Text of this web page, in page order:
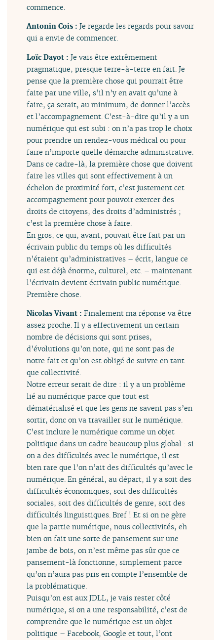
commence.
Antonin Cois :Je regarde les regards pour savoir
qui a envie de commencer.
Loïc Dayot :Je vais être extrêmement
pragmatique, presque terre-à-terre en fait. Je
pense que la première chose qui pourrait être
faite par une ville, s’il n’y en avait qu’une à
faire, ça serait, au minimum, de donner l’accès
et l’accompagnement. C’est-à-dire qu’il y a un
numérique qui est subi : on n’a pas trop le choix
pour prendre un rendez-vous médical ou pour
faire n’importe quelle démarche administrative.
Dans ce cadre-là, la première chose que doivent
faire les villes qui sont effectivement à un
échelon de proximité fort, c’est justement cet
accompagnement pour pouvoir exercer des
droits de citoyens, des droits d’administrés ;
c’est la première chose à faire.
En gros, ce qui, avant, pouvait être fait par un
écrivain public du temps où les difficultés
n’étaient qu’administratives – écrit, langue ce
qui est déjà énorme, culturel, etc. – maintenant
l’écrivain devient écrivain public numérique.
Première chose.
Nicolas Vivant :Finalement ma réponse va être
assez proche. Il y a effectivement un certain
nombre de décisions qui sont prises,
d’évolutions qu’on note, qui ne sont pas de
notre fait et qu’on est obligé de suivre en tant
que collectivité.
Notre erreur serait de dire : il y a un problème
lié au numérique parce que tout est
dématérialisé et que les gens ne savent pas s’en
sortir, donc on va travailler sur le numérique.
C’est inclure le numérique comme un objet
politique dans un cadre beaucoup plus global : si
on a des difficultés avec le numérique, il est
bien rare que l’on n’ait des difficultés qu’avec le
numérique. En général, au départ, il y a soit des
difficultés économiques, soit des difficultés
sociales, soit des difficultés de genre, soit des
difficultés linguistiques. Bref ! Et si on ne gère
que la partie numérique, nous collectivités, eh
bien on fait une sorte de pansement sur une
jambe de bois, on n’est même pas sûr que ce
pansement-là fonctionne, simplement parce
qu’on n’aura pas pris en compte l’ensemble de
la problématique.
Puisqu’on est aux JDLL, je vais rester côté
numérique, si on a une responsabilité, c’est de
comprendre que le numérique est un objet
politique – Facebook, Google et tout, l’ont